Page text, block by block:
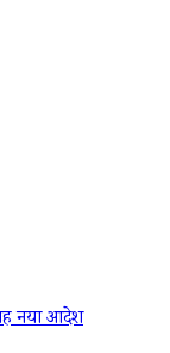
नया आदेश